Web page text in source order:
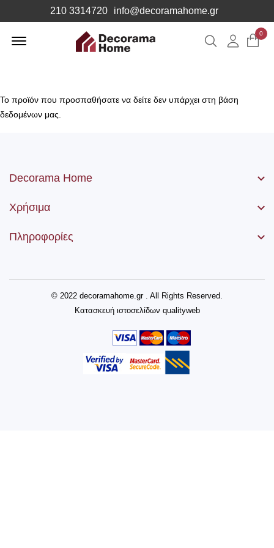
210 3314720 info@decoramahome.gr
Αναζήτηση
0
Το προϊόν που προσπαθήσατε να δείτε δεν υπάρχει στη βάση
δεδομένων μας.
Decorama Home
Χρήσιμα
Πληροφορίες
© 2022 decoramahome.gr . All Rights Reserved.
Κατασκευή ιστοσελίδων qualityweb